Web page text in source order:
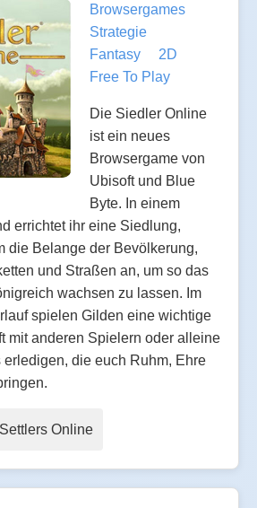
Browsergames
Strategie
Fantasy
2D
Free To Play
Die Siedler Online
ist ein neues
Browsergame von
Ubisoft und Blue
Byte. In einem
errichtet ihr eine Siedlung,
die Belange der Bevölkerung,
und Straßen an, um so das
wachsen zu lassen. Im
spielen Gilden eine wichtige
mit anderen Spielern oder alleine
die euch Ruhm, Ehre
Online